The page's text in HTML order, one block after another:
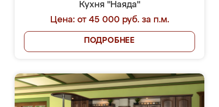
Кухня "Наяда"
Цена: от 45 000 руб. за п.м.
ПОДРОБНЕЕ